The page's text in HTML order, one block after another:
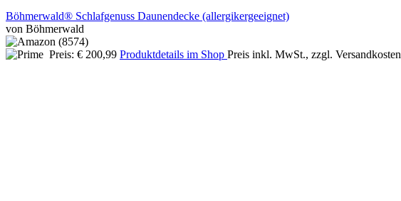
Böhmerwald® Schlafgenuss Daunendecke (allergikergeeignet)
von Böhmerwald
Preis: € 200,99 Produktdetails im Shop Preis inkl. MwSt., zzgl. Versandkosten